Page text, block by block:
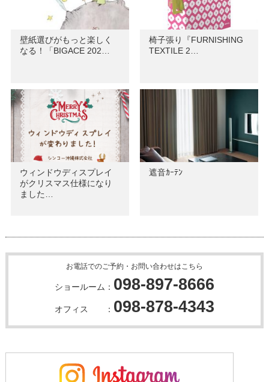
壁紙選びがもっと楽しく
なる！「BIGACE 202…
椅子張り『FURNISHING
TEXTILE 2…
ウィンドウディスプレイ
がクリスマス仕様になり
ました…
遮音ｶｰﾃﾝ
お電話でのご予約・お問い合わせはこちら
ショールーム： 098-897-8666
オフィス ： 098-878-4343